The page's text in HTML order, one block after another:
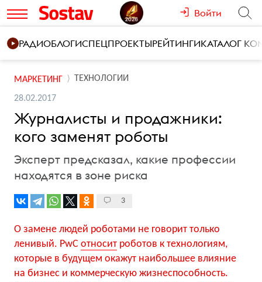
Войти
РАДИОБЛОГИСПЕЦПРОЕКТЫРЕЙТИНГИКАТАЛОГ
МАРКЕТИНГ ТЕХНОЛОГИИ
28.02.2017
Журналисты и продажники:
кого заменят роботы
Эксперт предсказал, какие профессии
находятся в зоне риска
3
О замене людей роботами не говорит только
ленивый. PwC относит роботов к технологиям,
которые в будущем окажут наибольшее влияние
на бизнес и коммерческую жизнеспособность.